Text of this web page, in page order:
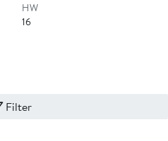
HW
16
Filter